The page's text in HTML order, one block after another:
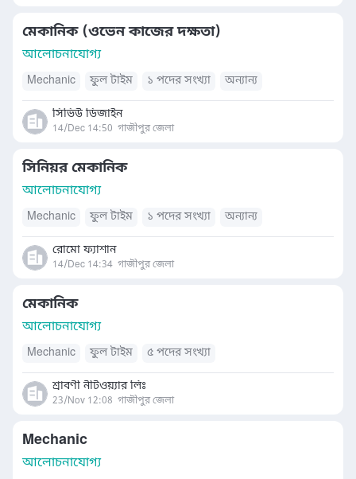
মেকানিক (ওভেন কাজের দক্ষতা)
আলোচনাযোগ্য
Mechanic ফুল টাইম ১ পদের সংখ্যা অন্যান্য
সিভিউ ডিজাইন
14/Dec 14:50 গাজীপুর জেলা
সিনিয়র মেকানিক
আলোচনাযোগ্য
Mechanic ফুল টাইম ১ পদের সংখ্যা অন্যান্য
রোমো ফ্যাশান
14/Dec 14:34 গাজীপুর জেলা
মেকানিক
আলোচনাযোগ্য
Mechanic ফুল টাইম ৫ পদের সংখ্যা
শ্রাবণী নীটওয়্যার লিঃ
23/Nov 12:08 গাজীপুর জেলা
Mechanic
আলোচনাযোগ্য